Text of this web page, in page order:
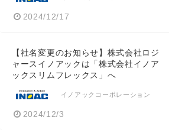
2024/12/17
【社名変更のお知らせ】株式会社ロジ
ャースイノアックは「株式会社イノア
ックスリムフレックス」へ
イノアックコーポレーション
2024/12/3